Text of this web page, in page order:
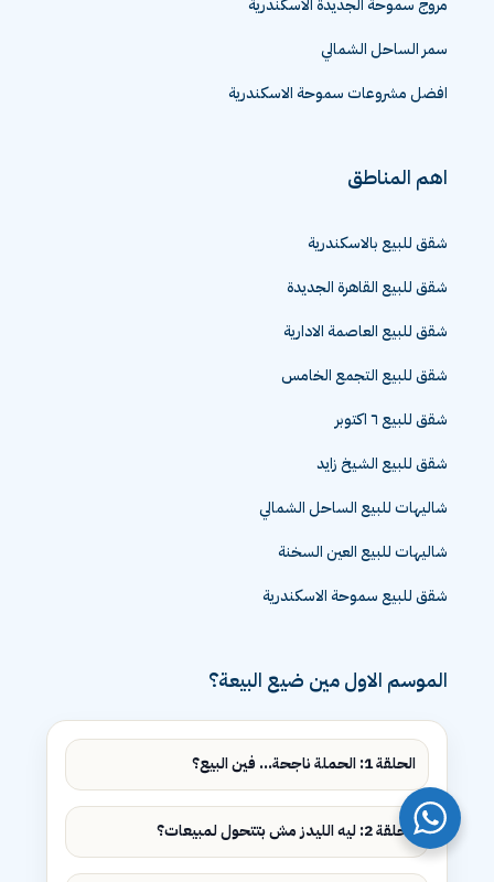
سمر الساحل الشمالي
اهم المناطق
شاليهات للبيع الساحل الشمالي
الموسم الاول مين ضيع البيعة؟
الحلقة 2: ليه الليدز مش بتتحول لمبيعات؟